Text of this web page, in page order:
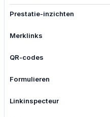
Prestatie-inzichten
Merklinks
QR-codes
Formulieren
Linkinspecteur